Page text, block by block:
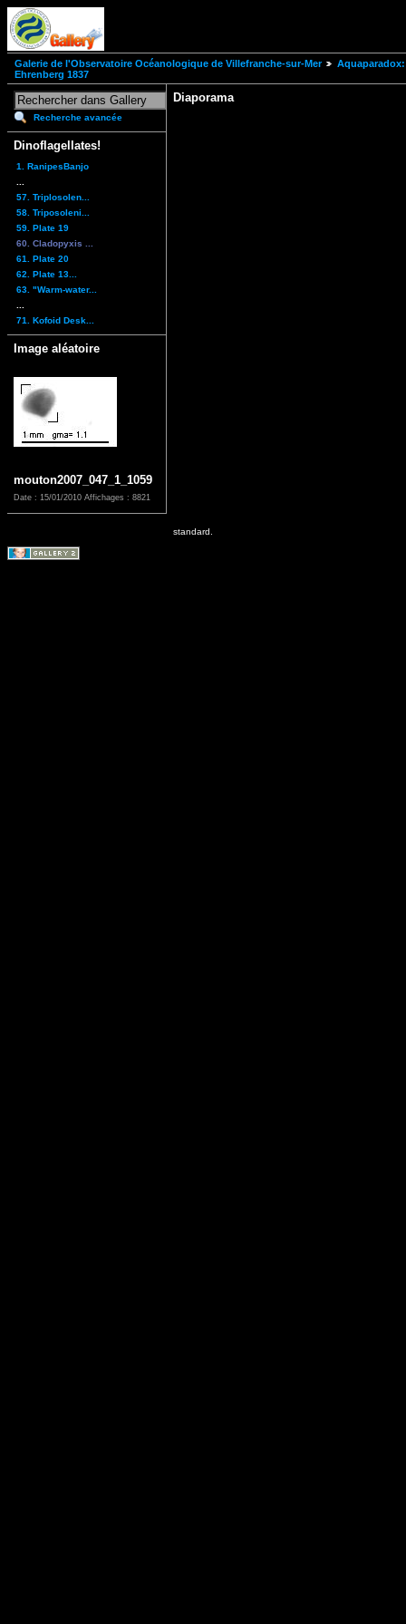
Galerie de l'Observatoire Océanologique de Villefranche-sur-Mer
Ehrenberg 1837
Recherche avancée
Dinoflagellates!
1. RanipesBanjo
57. Triplosolen...
58. Triposoleni...
59. Plate 19
60. Cladopyxis ...
61. Plate 20
62. Plate 13...
63. "Warm-water...
71. Kofoid Desk...
Image aléatoire
mouton2007_047_1_1059
Date : 15/01/2010 Affichages : 8821
Diaporama
standard.